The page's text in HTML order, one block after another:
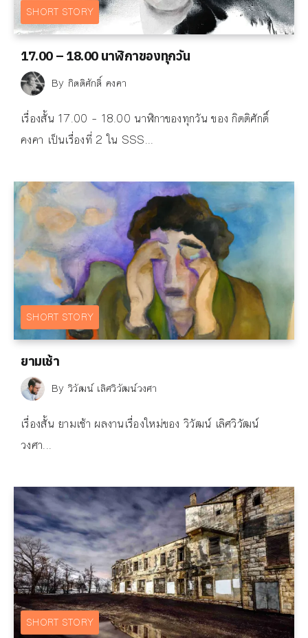
SHORT STORY
17.00 – 18.00 นาฬิกาของทุกวัน
By กิตติศักดิ์ คงคา
เรื่องสั้น 17.00 – 18.00 นาฬิกาของทุกวัน ของ กิตติศักดิ์
คงคา เป็นเรื่องที่ 2 ใน SSS...
SHORT STORY
ยามเช้า
By วิวัฒน์ เลิศวิวัฒน์วงศา
เรื่องสั้น ยามเช้า ผลงานเรื่องใหม่ของ วิวัฒน์ เลิศวิวัฒน์
วงศา...
SHORT STORY